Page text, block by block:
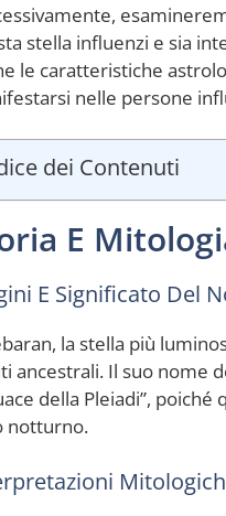
stella influenzi e sia
le caratteristiche
nelle persone
dei Contenuti
E
E Significato Del
la stella più
ancestrali. Il suo nome
della Pleiadi”,
notturno.